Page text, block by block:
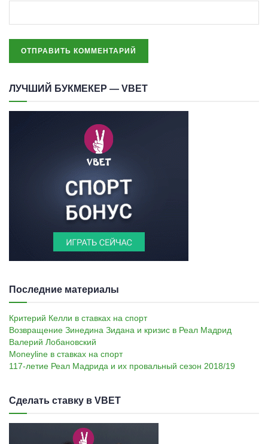
ЛУЧШИЙ БУКМЕКЕР — VBET
Последние материалы
Критерий Келли в ставках на спорт
Возвращение Зинедина Зидана и кризис в Реал Мадрид
Валерий Лобановский
Moneyline в ставках на спорт
117-летие Реал Мадрида и их провальный сезон 2018/19
Сделать ставку в VBET